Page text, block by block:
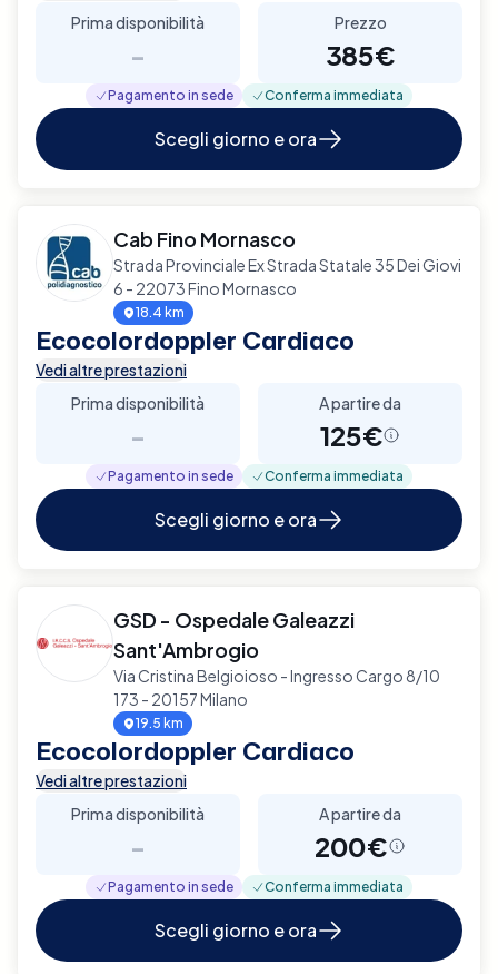
Prima disponibilità
-
Prezzo
385€
Pagamento in sede Conferma immediata
Scegli giorno e ora
Cab Fino Mornasco
Strada Provinciale Ex Strada Statale 35 Dei Giovi
6 - 22073 Fino Mornasco
18.4 km
Ecocolordoppler Cardiaco
Vedi altre prestazioni
Prima disponibilità
-
A partire da
125€
Pagamento in sede Conferma immediata
Scegli giorno e ora
GSD - Ospedale Galeazzi
Sant'Ambrogio
Via Cristina Belgioioso - Ingresso Cargo 8/10
173 - 20157 Milano
19.5 km
Ecocolordoppler Cardiaco
Vedi altre prestazioni
Prima disponibilità
-
A partire da
200€
Pagamento in sede Conferma immediata
Scegli giorno e ora